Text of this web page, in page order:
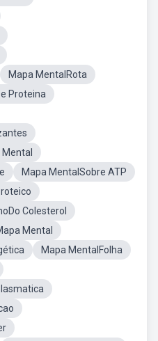
Mapa MentalRota
Proteina
Mapa MentalSobre ATP
Colesterol
Mental
Mapa MentalFolha